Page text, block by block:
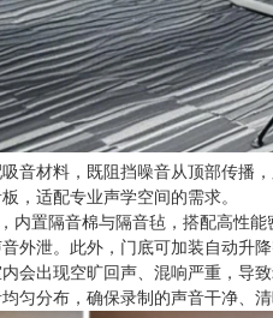
音材料，既阻挡噪音从顶部传播
，适配专业声学空间的需求。
置隔音棉与隔音毡，搭配高性
泄。此外，门底可加装自动升降
会出现空旷回声、混响严重，导
匀分布，确保录制的声音干净、清